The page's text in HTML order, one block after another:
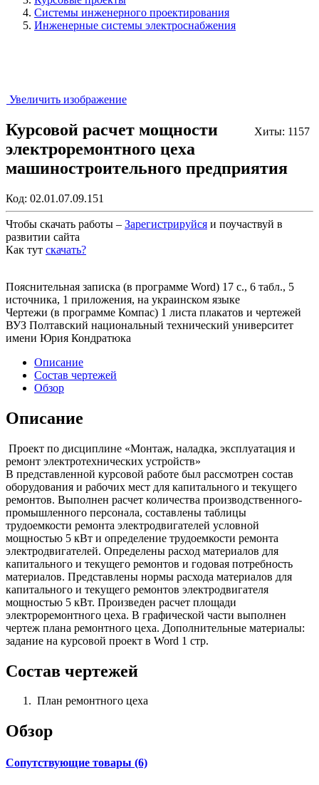
Системы инженерного проектирования
Инженерные системы электроснабжения
Увеличить изображение
Хиты: 1157
Курсовой расчет мощности
электроремонтного цеха
машиностроительного предприятия
Код: 02.01.07.09.151
Чтобы скачать работы – Зарегистрируйся и поучаствуй в
развитии сайта
Как тут скачать?
Пояснительная записка (в программе Word) 17 с., 6 табл., 5
источника, 1 приложения, на украинском языке
Чертежи (в программе Компас) 1 листа плакатов и чертежей
ВУЗ Полтавский национальный технический университет
имени Юрия Кондратюка
Описание
Состав чертежей
Обзор
Описание
Проект по дисциплине «Монтаж, наладка, эксплуатация и
ремонт электротехнических устройств»
В представленной курсовой работе был рассмотрен состав
оборудования и рабочих мест для капитального и текущего
ремонтов. Выполнен расчет количества производственного-
промышленного персонала, составлены таблицы
трудоемкости ремонта электродвигателей условной
мощностью 5 кВт и определение трудоемкости ремонта
электродвигателей. Определены расход материалов для
капитального и текущего ремонтов и годовая потребность
материалов. Представлены нормы расхода материалов для
капитального и текущего ремонтов электродвигателя
мощностью 5 кВт. Произведен расчет площади
электроремонтного цеха. В графической части выполнен
чертеж плана ремонтного цеха. Дополнительные материалы:
задание на курсовой проект в Word 1 стр.
Состав чертежей
План ремонтного цеха
Обзор
Сопутствующие товары (6)